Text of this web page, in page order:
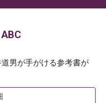
男が手がける参考書が